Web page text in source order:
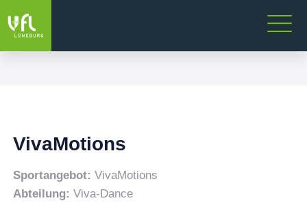
VivaMotions
Sportangebot: VivaMotions
Abteilung: Viva-Dance